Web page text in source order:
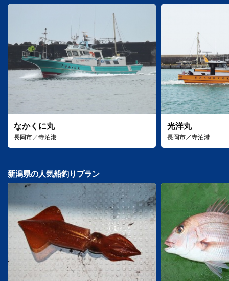
なかくに丸
長岡市／寺泊港
光洋丸
長岡市／寺泊港
新潟県の人気船釣りプラン